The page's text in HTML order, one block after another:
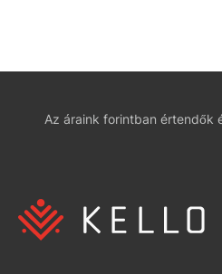
Az áraink forintban értendők